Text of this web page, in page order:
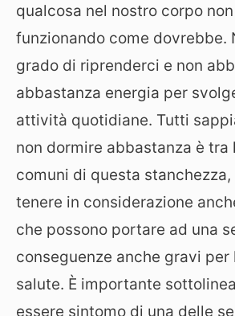
qualcosa nel nostro corpo
funzionando come dovrebbe.
grado di riprenderci e non
abbastanza energia per
attività quotidiane. Tutti
non dormire abbastanza è tra
comuni di questa
tenere in considerazione
che possono portare ad una
conseguenze anche gravi per
salute. È importante
essere sintomo di una delle